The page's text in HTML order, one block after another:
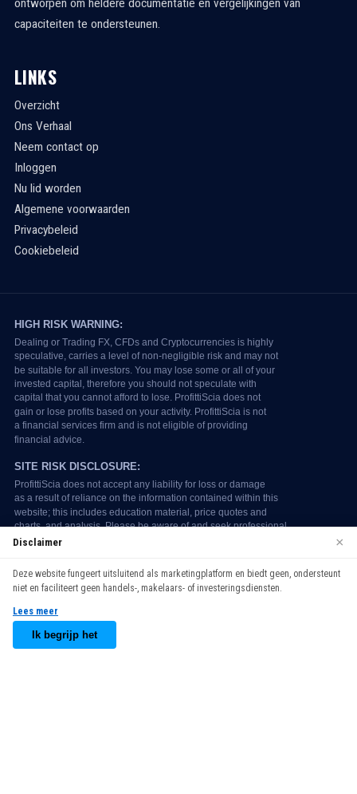
ontworpen om heldere documentatie en vergelijkingen van
capaciteiten te ondersteunen.
LINKS
Overzicht
Ons Verhaal
Neem contact op
Inloggen
Nu lid worden
Algemene voorwaarden
Privacybeleid
Cookiebeleid
continuing to use our website, you agree to our use of cookies.
See our
Accept
Disclaimer ×
Deze website fungeert uitsluitend als marketingplatform en biedt geen, ondersteunt
niet en faciliteert geen handels-, makelaars- of investeringsdiensten.
Lees meer
Ik begrijp het